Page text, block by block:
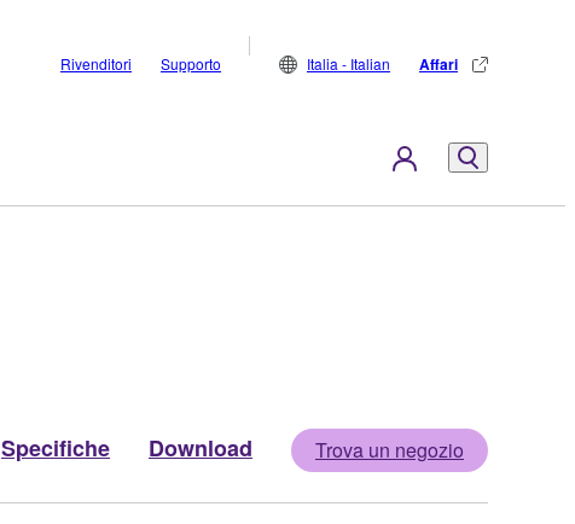
Rivenditori Supporto Italia - Italian Affari
Specifiche Download Trova un negozio